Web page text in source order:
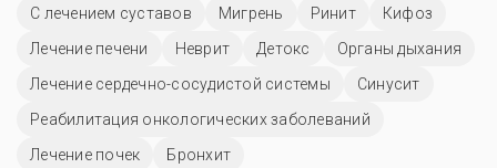
С лечением суставов
Мигрень Ринит
Кифоз
Лечение печени
Неврит Детокс
Органы дыхания
Лечение сердечно-сосудистой системы
Синусит
Реабилитация онкологических заболеваний
Лечение почек
Бронхит